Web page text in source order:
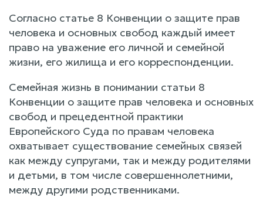
Согласно статье 8 Конвенции о защите прав
человека и основных свобод каждый имеет
право на уважение его личной и семейной
жизни, его жилища и его корреспонденции.
Семейная жизнь в понимании статьи 8
Конвенции о защите прав человека и основных
свобод и прецедентной практики
Европейского Суда по правам человека
охватывает существование семейных связей
как между супругами, так и между родителями
и детьми, в том числе совершеннолетними,
между другими родственниками.